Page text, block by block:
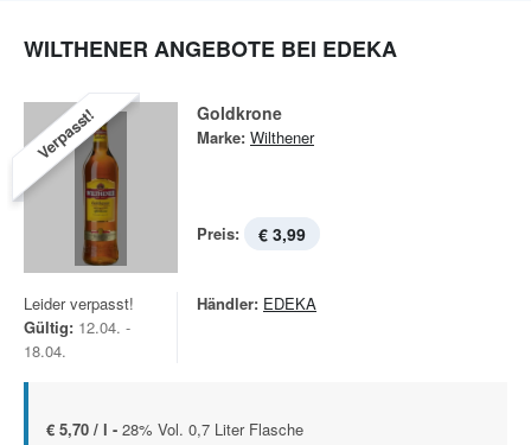
WILTHENER ANGEBOTE BEI EDEKA
Verpasst! Goldkrone
Marke: Wilthener
Preis: € 3,99
Leider verpasst!
Gültig: 12.04. -
18.04.
Händler: EDEKA
€ 5,70 / l - 28% Vol. 0,7 Liter Flasche